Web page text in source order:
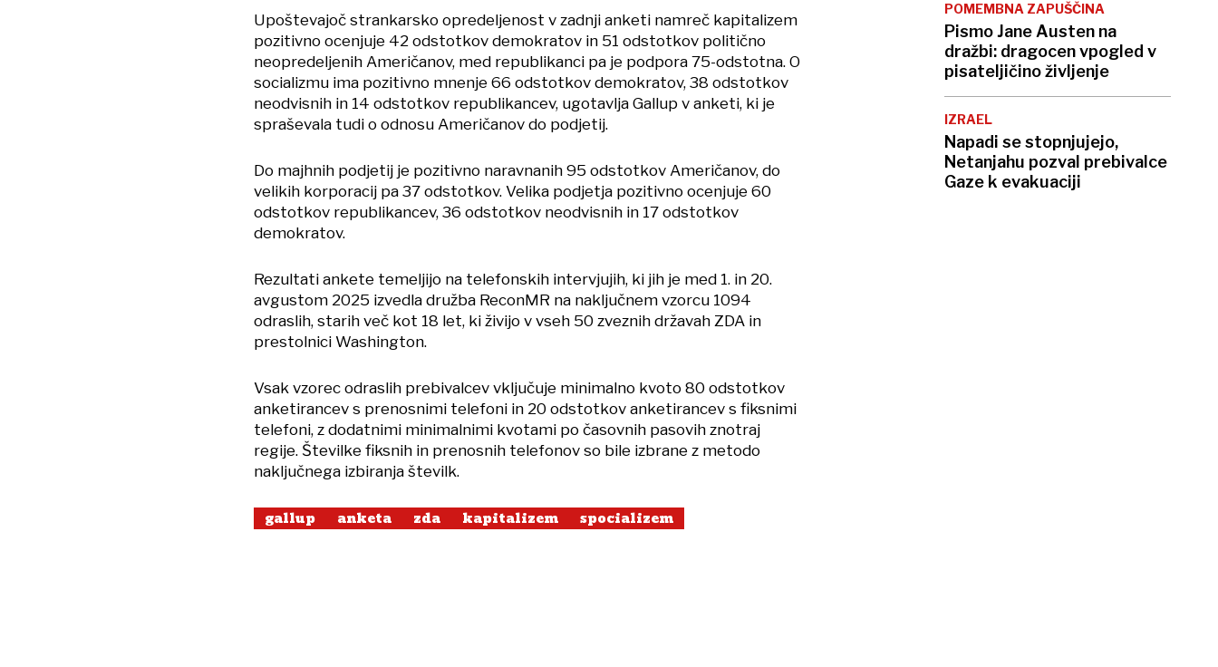
Upoštevajoč strankarsko opredeljenost v zadnji anketi namreč kapitalizem
pozitivno ocenjuje 42 odstotkov demokratov in 51 odstotkov politično
neopredeljenih Američanov, med republikanci pa je podpora 75-odstotna. O
socializmu ima pozitivno mnenje 66 odstotkov demokratov, 38 odstotkov
neodvisnih in 14 odstotkov republikancev, ugotavlja Gallup v anketi, ki je
spraševala tudi o odnosu Američanov do podjetij.
Do majhnih podjetij je pozitivno naravnanih 95 odstotkov Američanov, do
velikih korporacij pa 37 odstotkov. Velika podjetja pozitivno ocenjuje 60
odstotkov republikancev, 36 odstotkov neodvisnih in 17 odstotkov
demokratov.
Rezultati ankete temeljijo na telefonskih intervjujih, ki jih je med 1. in 20.
avgustom 2025 izvedla družba ReconMR na naključnem vzorcu 1094
odraslih, starih več kot 18 let, ki živijo v vseh 50 zveznih državah ZDA in
prestolnici Washington.
Vsak vzorec odraslih prebivalcev vključuje minimalno kvoto 80 odstotkov
anketirancev s prenosnimi telefoni in 20 odstotkov anketirancev s fiksnimi
telefoni, z dodatnimi minimalnimi kvotami po časovnih pasovih znotraj
regije. Številke fiksnih in prenosnih telefonov so bile izbrane z metodo
naključnega izbiranja številk.
gallup anketa zda kapitalizem spocializem
POMEMBNA ZAPUŠČINA
Pismo Jane Austen na
dražbi: dragocen vpogled v
pisateljičino življenje
IZRAEL
Napadi se stopnjujejo,
Netanjahu pozval prebivalce
Gaze k evakuaciji